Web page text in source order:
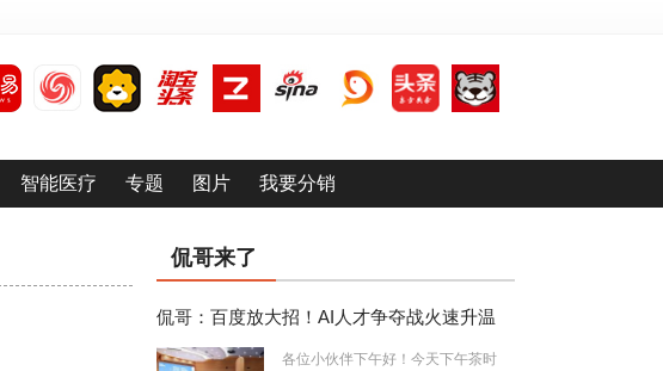
智能医疗 专题 图片 我要分销
侃哥来了
侃哥：百度放大招！AI人才争夺战火速升温
各位小伙伴下午好！今天下午茶时